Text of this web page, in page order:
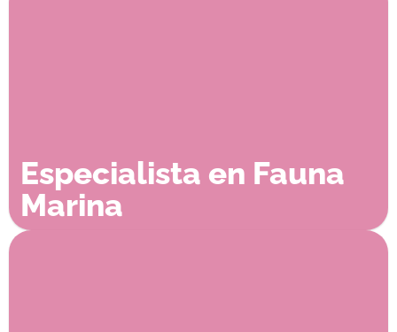
Especialista en Fauna
Marina